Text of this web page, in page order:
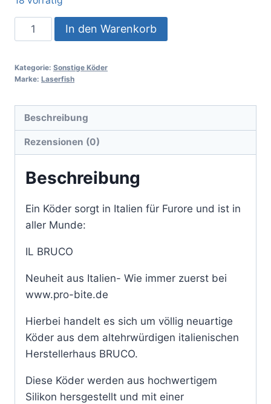
In den Warenkorb
Kategorie: Sonstige Köder
Marke: Laserfish
Beschreibung
Rezensionen (0)
Beschreibung
Ein Köder sorgt in Italien für Furore und ist in
aller Munde:
IL BRUCO
Neuheit aus Italien- Wie immer zuerst bei
www.pro-bite.de
Hierbei handelt es sich um völlig neuartige
Köder aus dem altehrwürdigen italienischen
Herstellerhaus BRUCO.
Diese Köder werden aus hochwertigem
Silikon hersgestellt und mit einer